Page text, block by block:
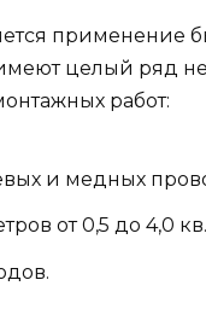
применение
целый ряд
работ:
и медных
от 0,5 до 4,0